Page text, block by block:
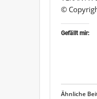
©
Gefällt mir:
Ähnliche